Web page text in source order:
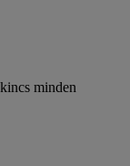
minden